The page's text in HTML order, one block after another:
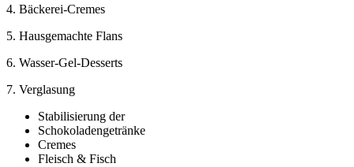
4. Bäckerei-Cremes
5. Hausgemachte Flans
6. Wasser-Gel-Desserts
7. Verglasung
Stabilisierung der
Schokoladengetränke
Cremes
Fleisch & Fisch